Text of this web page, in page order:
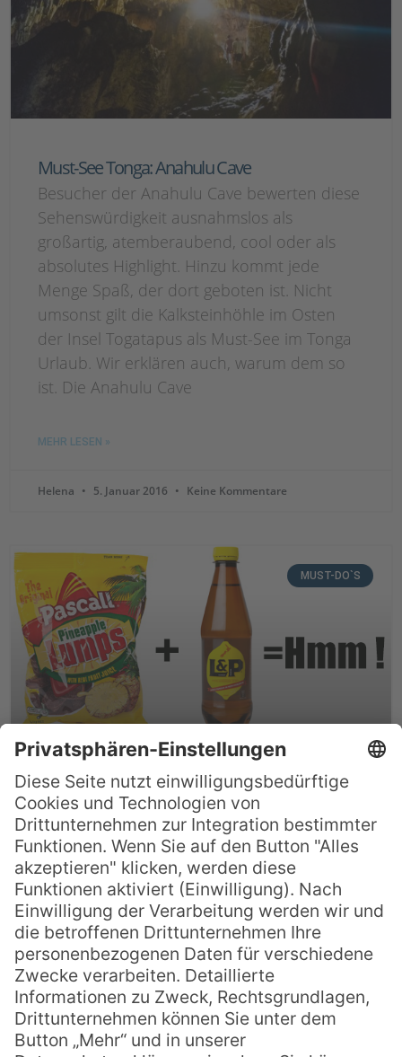
Must-See Tonga: Anahulu Cave
Besucher der Anahulu Cave bewerten diese
Sehenswürdigkeit ausnahmslos als
großartig, atemberaubend, cool oder als
absolutes Highlight. Hinzu kommt jede
Menge Spaß, der dort geboten ist. Nicht
umsonst gilt die Kalksteinhöhle im Osten
der Insel Togatapus als Must-See im Tonga
Urlaub. Wir erklären auch, warum dem so
ist. Die Anahulu Cave
MEHR LESEN »
Helena 5. Januar 2016 Keine Kommentare
MUST-DO`S
Must-Do Neuseeland: Pineapple Lumps mit
L&P
Es gibt Dinge, die sind absolut typisch für ein
Land. In den USA etwa sind es die gegrillten
Marshmallows mit Graham Crackern und
Schokolade, in Großbritannien gibt es die
Fish’n Chips. Neuseeland hat ebenfalls einen
Snack, ohne den ein Leben dort schlicht
nicht vorstellbar ist: Pineapple Lumps und
L&P. Diese